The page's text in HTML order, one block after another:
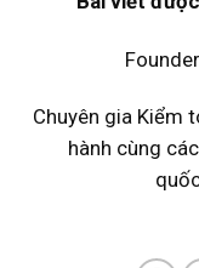
Chuyên gia Kiểm
hành cùng